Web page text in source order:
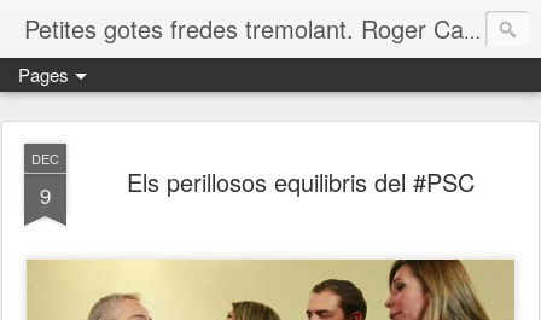
Petites gotes fredes tremolant. Roger Casero Gumbau. Girona
Pages
DEC
9 Els perillosos equilibris del #PSC